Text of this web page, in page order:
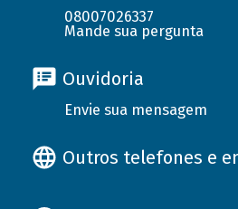
08007026337
Mande sua pergunta
Ouvidoria
Envie sua mensagem
Outros telefones e